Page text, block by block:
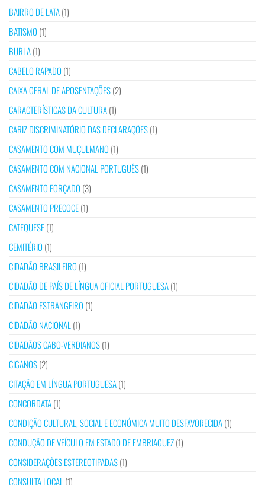
BAIRRO DE LATA(1)
BATISMO (1)
BURLA(1)
CABELO RAPADO (1)
CAIXA GERAL DE APOSENTAÇÕES(2)
CARACTERÍSTICAS DA CULTURA(1)
CARIZ DISCRIMINATÓRIO DAS DECLARAÇÕES(1)
CASAMENTO COM MUÇULMANO (1)
CASAMENTO COM NACIONAL PORTUGUÊS(1)
CASAMENTO FORÇADO (3)
CASAMENTO PRECOCE(1)
CATEQUESE(1)
CEMITÉRIO (1)
CIDADÃO BRASILEIRO (1)
CIDADÃO DE PAÍS DE LÍNGUA OFICIAL PORTUGUESA(1)
CIDADÃO ESTRANGEIRO (1)
CIDADÃO NACIONAL (1)
CIDADÃOS CABO-VERDIANOS(1)
CIGANOS(2)
CITAÇÃO EM LÍNGUA PORTUGUESA(1)
CONCORDATA(1)
CONDIÇÃO CULTURAL, SOCIAL E ECONÓMICA MUITO DESFAVORECIDA(1)
CONDUÇÃO DE VEÍCULO EM ESTADO DE EMBRIAGUEZ(1)
CONSIDERAÇÕES ESTEREOTIPADAS(1)
CONSULTA LOCAL (1)